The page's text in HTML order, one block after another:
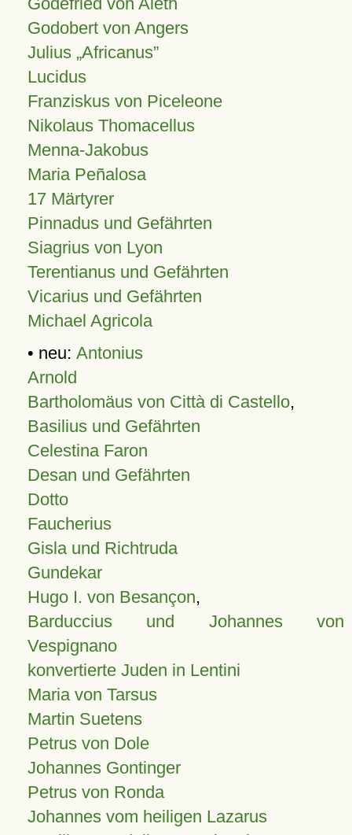
Godobert von Angers
Julius Africanus
Lucidus
Franziskus von Piceleone
Nikolaus Thomacellus
Menna-Jakobus
Maria Peñalosa
17 Märtyrer
Pinnadus und Gefährten
Siagrius von Lyon
Terentianus und Gefährten
Vicarius und Gefährten
Michael Agricola
• neu: Antonius
Arnold
Bartholomäus von Città di Castello,
Basilius und Gefährten
Celestina Faron
Desan und Gefährten
Dotto
Faucherius
Gisla und Richtruda
Gundekar
Hugo I. von Besançon,
Barduccius und Johannes von
Vespignano
konvertierte Juden in Lentini
Maria von Tarsus
Martin Suetens
Petrus von Dole
Johannes Gontinger
Petrus von Ronda
Johannes vom heiligen Lazarus